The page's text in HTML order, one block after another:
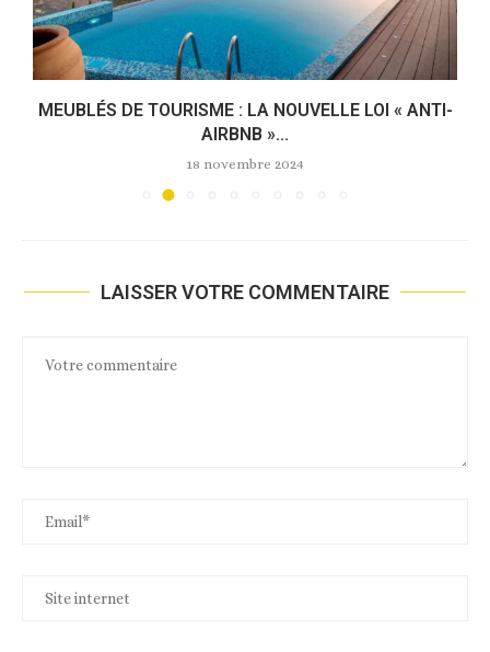
MEUBLÉS DE TOURISME : LA NOUVELLE LOI « ANTI-
AIRBNB »...
18 novembre 2024
LAISSER VOTRE COMMENTAIRE